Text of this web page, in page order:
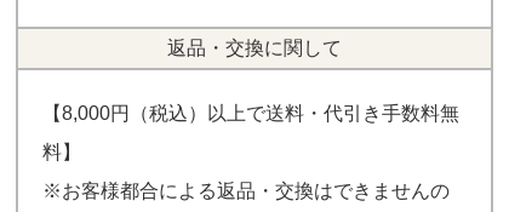
返品・交換に関して
【8,000円（税込）以上で送料・代引き手数料無
料】
※お客様都合による返品・交換はできませんの